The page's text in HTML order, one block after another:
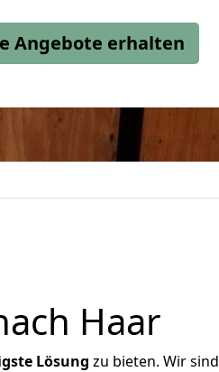
Angebote erhalten
Haar
Lösung zu bieten. Wir sind